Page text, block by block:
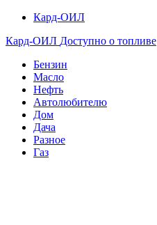
Кард-ОИЛ
Кард-ОИЛ Доступно о топливе
Бензин
Масло
Нефть
Автолюбителю
Дом
Дача
Разное
Газ